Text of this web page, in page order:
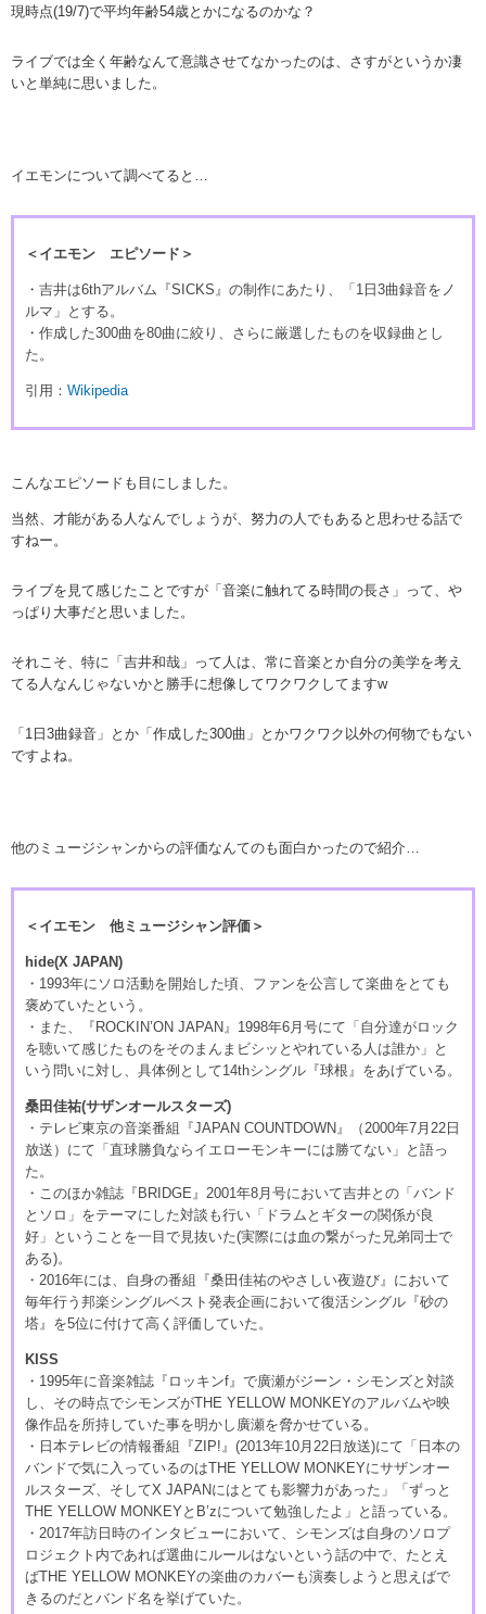
現時点(19/7)で平均年齢54歳とかになるのかな？
ライブでは全く年齢なんて意識させてなかったのは、さすがというか凄
いと単純に思いました。
イエモンについて調べてると…
＜イエモン エピソード＞
・吉井は6thアルバム『SICKS』の制作にあたり、「1日3曲録音をノ
ルマ」とする。
・作成した300曲を80曲に絞り、さらに厳選したものを収録曲とし
た。
引用： Wikipedia
こんなエピソードも目にしました。
当然、才能がある人なんでしょうが、努力の人でもあると思わせる話で
すねー。
ライブを見て感じたことですが「音楽に触れてる時間の長さ」って、や
っぱり大事だと思いました。
それこそ、特に「吉井和哉」って人は、常に音楽とか自分の美学を考え
てる人なんじゃないかと勝手に想像してワクワクしてますw
「1日3曲録音」とか「作成した300曲」とかワクワク以外の何物でもない
ですよね。
他のミュージシャンからの評価なんてのも面白かったので紹介…
＜イエモン 他ミュージシャン評価＞
hide(X JAPAN)
・1993年にソロ活動を開始した頃、ファンを公言して楽曲をとても
褒めていたという。
・また、『ROCKIN’ON JAPAN』1998年6月号にて「自分達がロック
を聴いて感じたものをそのまんまビシッとやれている人は誰か」と
いう問いに対し、具体例として14thシングル『球根』をあげている。
桑田佳祐(サザンオールスターズ)
・テレビ東京の音楽番組『JAPAN COUNTDOWN』（2000年7月22日
放送）にて「直球勝負ならイエローモンキーには勝てない」と語っ
た。
・このほか雑誌『BRIDGE』2001年8月号において吉井との「バンド
とソロ」をテーマにした対談も行い「ドラムとギターの関係が良
好」ということを一目で見抜いた(実際には血の繋がった兄弟同士で
ある)。
・2016年には、自身の番組『桑田佳祐のやさしい夜遊び』において
毎年行う邦楽シングルベスト発表企画において復活シングル『砂の
塔』を5位に付けて高く評価していた。
KISS
・1995年に音楽雑誌『ロッキンf』で廣瀬がジーン・シモンズと対談
し、その時点でシモンズがTHE YELLOW MONKEYのアルバムや映
像作品を所持していた事を明かし廣瀬を脅かせている。
・日本テレビの情報番組『ZIP!』(2013年10月22日放送)にて「日本の
バンドで気に入っているのはTHE YELLOW MONKEYにサザンオー
ルスターズ、そしてX JAPANにはとても影響力があった」「ずっと
THE YELLOW MONKEYとB’zについて勉強したよ」と語っている。
・2017年訪日時のインタビューにおいて、シモンズは自身のソロプ
ロジェクト内であれば選曲にルールはないという話の中で、たとえ
ばTHE YELLOW MONKEYの楽曲のカバーも演奏しようと思えばで
きるのだとバンド名を挙げていた。